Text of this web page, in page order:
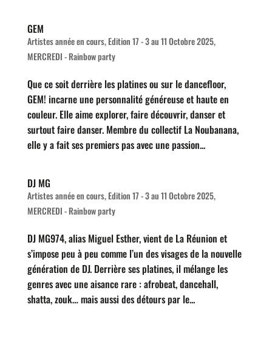
GEM
Artistes année en cours,Edition 17 - 3 au 11 Octobre 2025,
MERCREDI - Rainbow party
Que ce soit derrière les platines ou sur le dancefloor,
GEM! incarne une personnalité généreuse et haute en
couleur. Elle aime explorer, faire découvrir, danser et
surtout faire danser. Membre du collectif La Noubanana,
elle y a fait ses premiers pas avec une passion...
DJ MG
Artistes année en cours,Edition 17 - 3 au 11 Octobre 2025,
MERCREDI - Rainbow party
DJ MG974, alias Miguel Esther, vient de La Réunion et
s’impose peu à peu comme l’un des visages de la nouvelle
génération de DJ. Derrière ses platines, il mélange les
genres avec une aisance rare : afrobeat, dancehall,
shatta, zouk… mais aussi des détours par le...